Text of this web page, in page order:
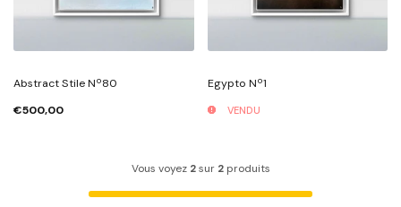
Abstract Stile Nº80
€500,00
Egypto Nº1
VENDU
Vous voyez 2sur 2produits